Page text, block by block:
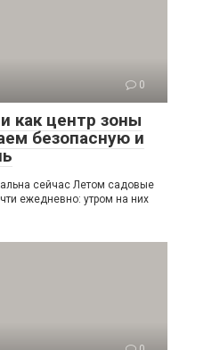
0
как центр зоны
безопасную и
сейчас Летом садовые
ежедневно: утром на них